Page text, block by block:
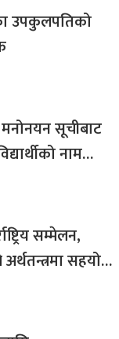
उपकुलपतिको
मनोनयन सूचीबाट
नाम
सम्मेलन,
सहयोग